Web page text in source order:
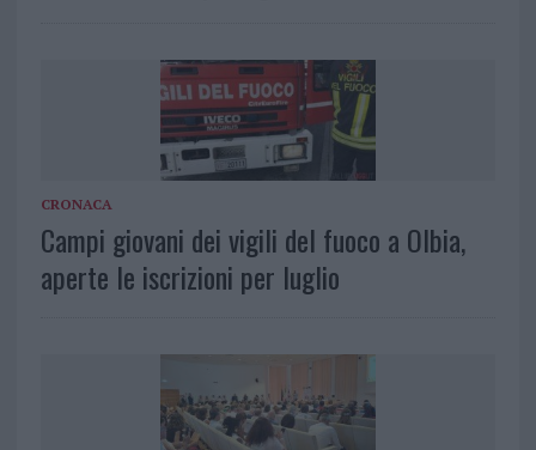
CRONACA
Campi giovani dei vigili del fuoco a Olbia,
aperte le iscrizioni per luglio